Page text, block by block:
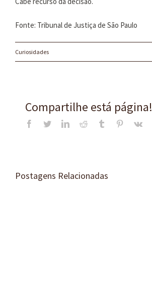
Fonte: Tribunal de Justiça de São Paulo
Curiosidades
Compartilhe está página!
Facebook
TwitterLinkedInReddit Tumblr Pinterest
Vk
Postagens Relacionadas